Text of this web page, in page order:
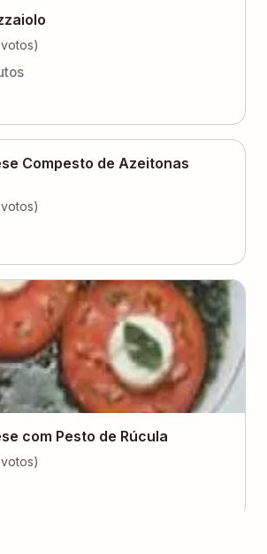
votos)
Compesto de Azeitonas
votos)
com Pesto de Rúcula
votos)